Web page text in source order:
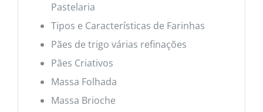
Pastelaria
Tipos e Características de Farinhas
Pães de trigo várias refinações
Pães Criativos
Massa Folhada
Massa Brioche